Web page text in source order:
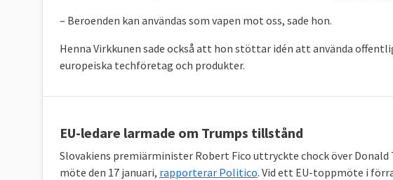
– Beroenden kan användas som vapen mot oss, sade hon.
Henna Virkkunen sade också att hon stöttar idén att använda
europeiska techföretag och produkter.
EU-ledare larmade om Trumps tillstånd
Slovakiens premiärminister Robert Fico uttryckte chock över
möte den 17 januari, rapporterar Politico. Vid ett EU-toppmöte i